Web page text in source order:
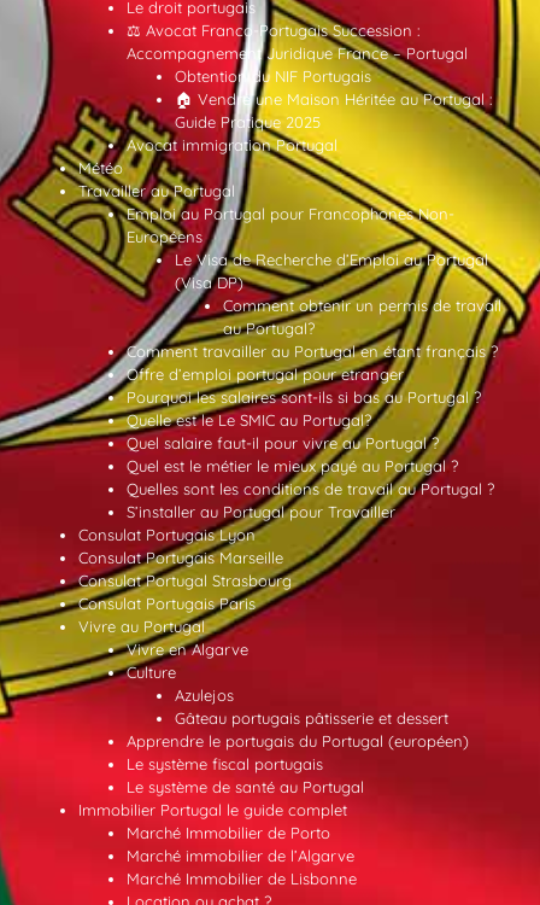
Le droit portugais
⚖️ Avocat Franco-Portugais Succession :
Accompagnement Juridique France – Portugal
Obtention du NIF Portugais
🏠 Vendre une Maison Héritée au Portugal :
Guide Pratique 2025
Avocat immigration Portugal
Météo
Travailler au Portugal
Emploi au Portugal pour Francophones Non-
Européens
Le Visa de Recherche d’Emploi au Portugal
(Visa DP)
Comment obtenir un permis de travail
au Portugal?
Comment travailler au Portugal en étant français ?
Offre d’emploi portugal pour etranger
Pourquoi les salaires sont-ils si bas au Portugal ?
Quelle est le Le SMIC au Portugal?
Quel salaire faut-il pour vivre au Portugal ?
Quel est le métier le mieux payé au Portugal ?
Quelles sont les conditions de travail au Portugal ?
S’installer au Portugal pour Travailler
Consulat Portugais Lyon
Consulat Portugais Marseille
Consulat Portugal Strasbourg
Consulat Portugais Paris
Vivre au Portugal
Vivre en Algarve
Culture
Azulejos
Gâteau portugais pâtisserie et dessert
Apprendre le portugais du Portugal (européen)
Le système fiscal portugais
Le système de santé au Portugal
Immobilier Portugal le guide complet
Marché Immobilier de Porto
Marché immobilier de l’Algarve
Marché Immobilier de Lisbonne